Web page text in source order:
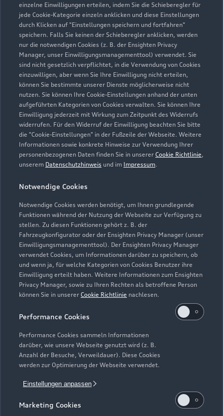
einzelne Einwilligungen erteilen, indem Sie die Schieberegler für
jede Cookie-Kategorie einzeln anklicken und diese Einstellungen
durch Klicken auf "Einstellungen speichern und fortfahren"
speichern. Falls Sie keinen der Schieberegler anklicken, werden
nur die notwendigen Cookies (z. B. der Ensighten Privacy
Manager, unser Einwilligungsmanagementtool) verwendet. Sie
sind nicht gesetzlich verpflichtet, in die Verwendung von Cookies
einzuwilligen, aber wenn Sie Ihre Einwilligung nicht erteilen,
können Sie bestimmte unserer Dienste möglicherweise nicht
nutzen. Sie können Ihre Cookie-Einstellungen anhand der unten
aufgeführten Kategorien von Cookies verwalten. Sie können Ihre
Einwilligung jederzeit mit Wirkung zum Zeitpunkt des Widerrufs
widerrufen. Für den Widerruf der Einwilligung beachten Sie bitte
die "Cookie-Einstellungen" in der Fußzeile der Webseite. Weitere
Informationen sowie konkrete Hinweise zur Verwendung Ihrer
personenbezogenen Daten finden Sie in unserer Cookie Richtlinie,
unserem Datenschutzhinweis und im Impressum.
Notwendige Cookies
Notwendige Cookies werden benötigt, um Ihnen grundlegende
Funktionen während der Nutzung der Webseite zur Verfügung zu
stellen. Zu diesen Funktionen gehört z. B. der
Fahrzeugkonfigurator oder der Ensighten Privacy Manager (unser
Einwilligungsmanagementtool). Der Ensighten Privacy Manager
verwendet Cookies, um Informationen darüber zu speichern, ob
und wenn ja, für welche Kategorien von Cookies Benutzer ihre
Einwilligung erteilt haben. Weitere Informationen zum Ensighten
Privacy Manager, sowie zu Ihren Rechten als betroffene Person
können Sie in unserer Cookie Richtlinie nachlesen.
Performance Cookies
Performance Cookies sammeln Informationen
darüber, wie unsere Webseite genutzt wird (z. B.
Anzahl der Besuche, Verweildauer). Diese Cookies
werden zur Optimierung der Webseite verwendet.
Einstellungen anpassen
Marketing Cookies
post@ernst-auto.de
Kontaktdaten herunterladen
Öffnungszeiten
Service
Geschlossen,öffnet amMontag 07:00
Montag - Freitag
07:00 - 18:00
Zurück nach oben
Modelle
Elektromodelle
Plug-in-Hybride
Neuwagensuche
Gebrauchtwagensuche
Service & Zubehör
Saisonale Angebote
Audi Services
Garantie
Support
Über Audi